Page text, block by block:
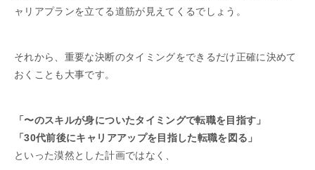
ャリアプランを立てる道筋が見えてくるでしょう。
それから、重要な決断のタイミングをできるだけ正確に決めて
おくことも大事です。
「〜のスキルが身についたタイミングで転職を目指す」
「30代前後にキャリアアップを目指した転職を図る」
といった漠然とした計画ではなく、